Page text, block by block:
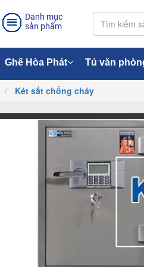
Danh mục
sản phẩm
Ghế Hòa Phát Tủ văn
Két sắt chống cháy